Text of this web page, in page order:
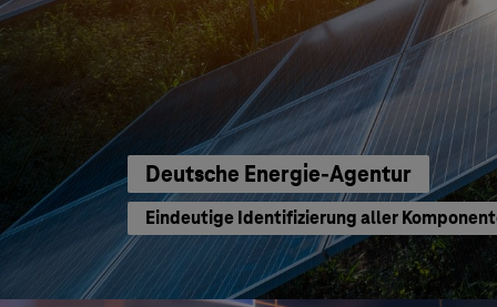
Deutsche Energie-Agentur
Eindeutige Identifizierung aller